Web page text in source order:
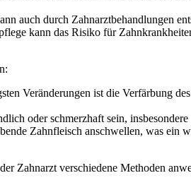
auch durch Zahnarztbehandlungen
kann das Risiko für
Veränderungen ist die Verfärbung
oder schmerzhaft sein,
Zahnfleisch anschwellen, was ein
Zahnarzt verschiedene Methoden